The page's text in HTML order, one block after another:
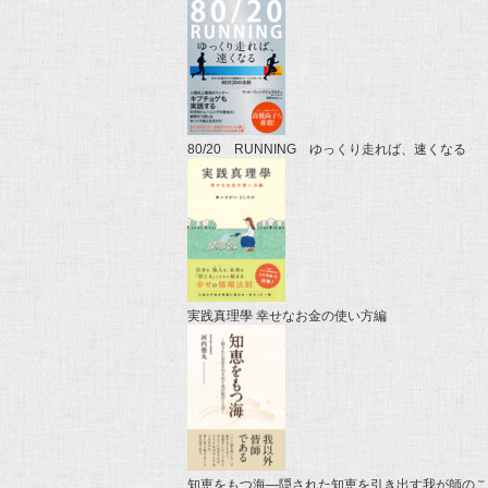
80/20 RUNNING ゆっくり走れば、速くなる
実践真理學 幸せなお金の使い方編
知恵をもつ海―隠された知恵を引き出す我が師の